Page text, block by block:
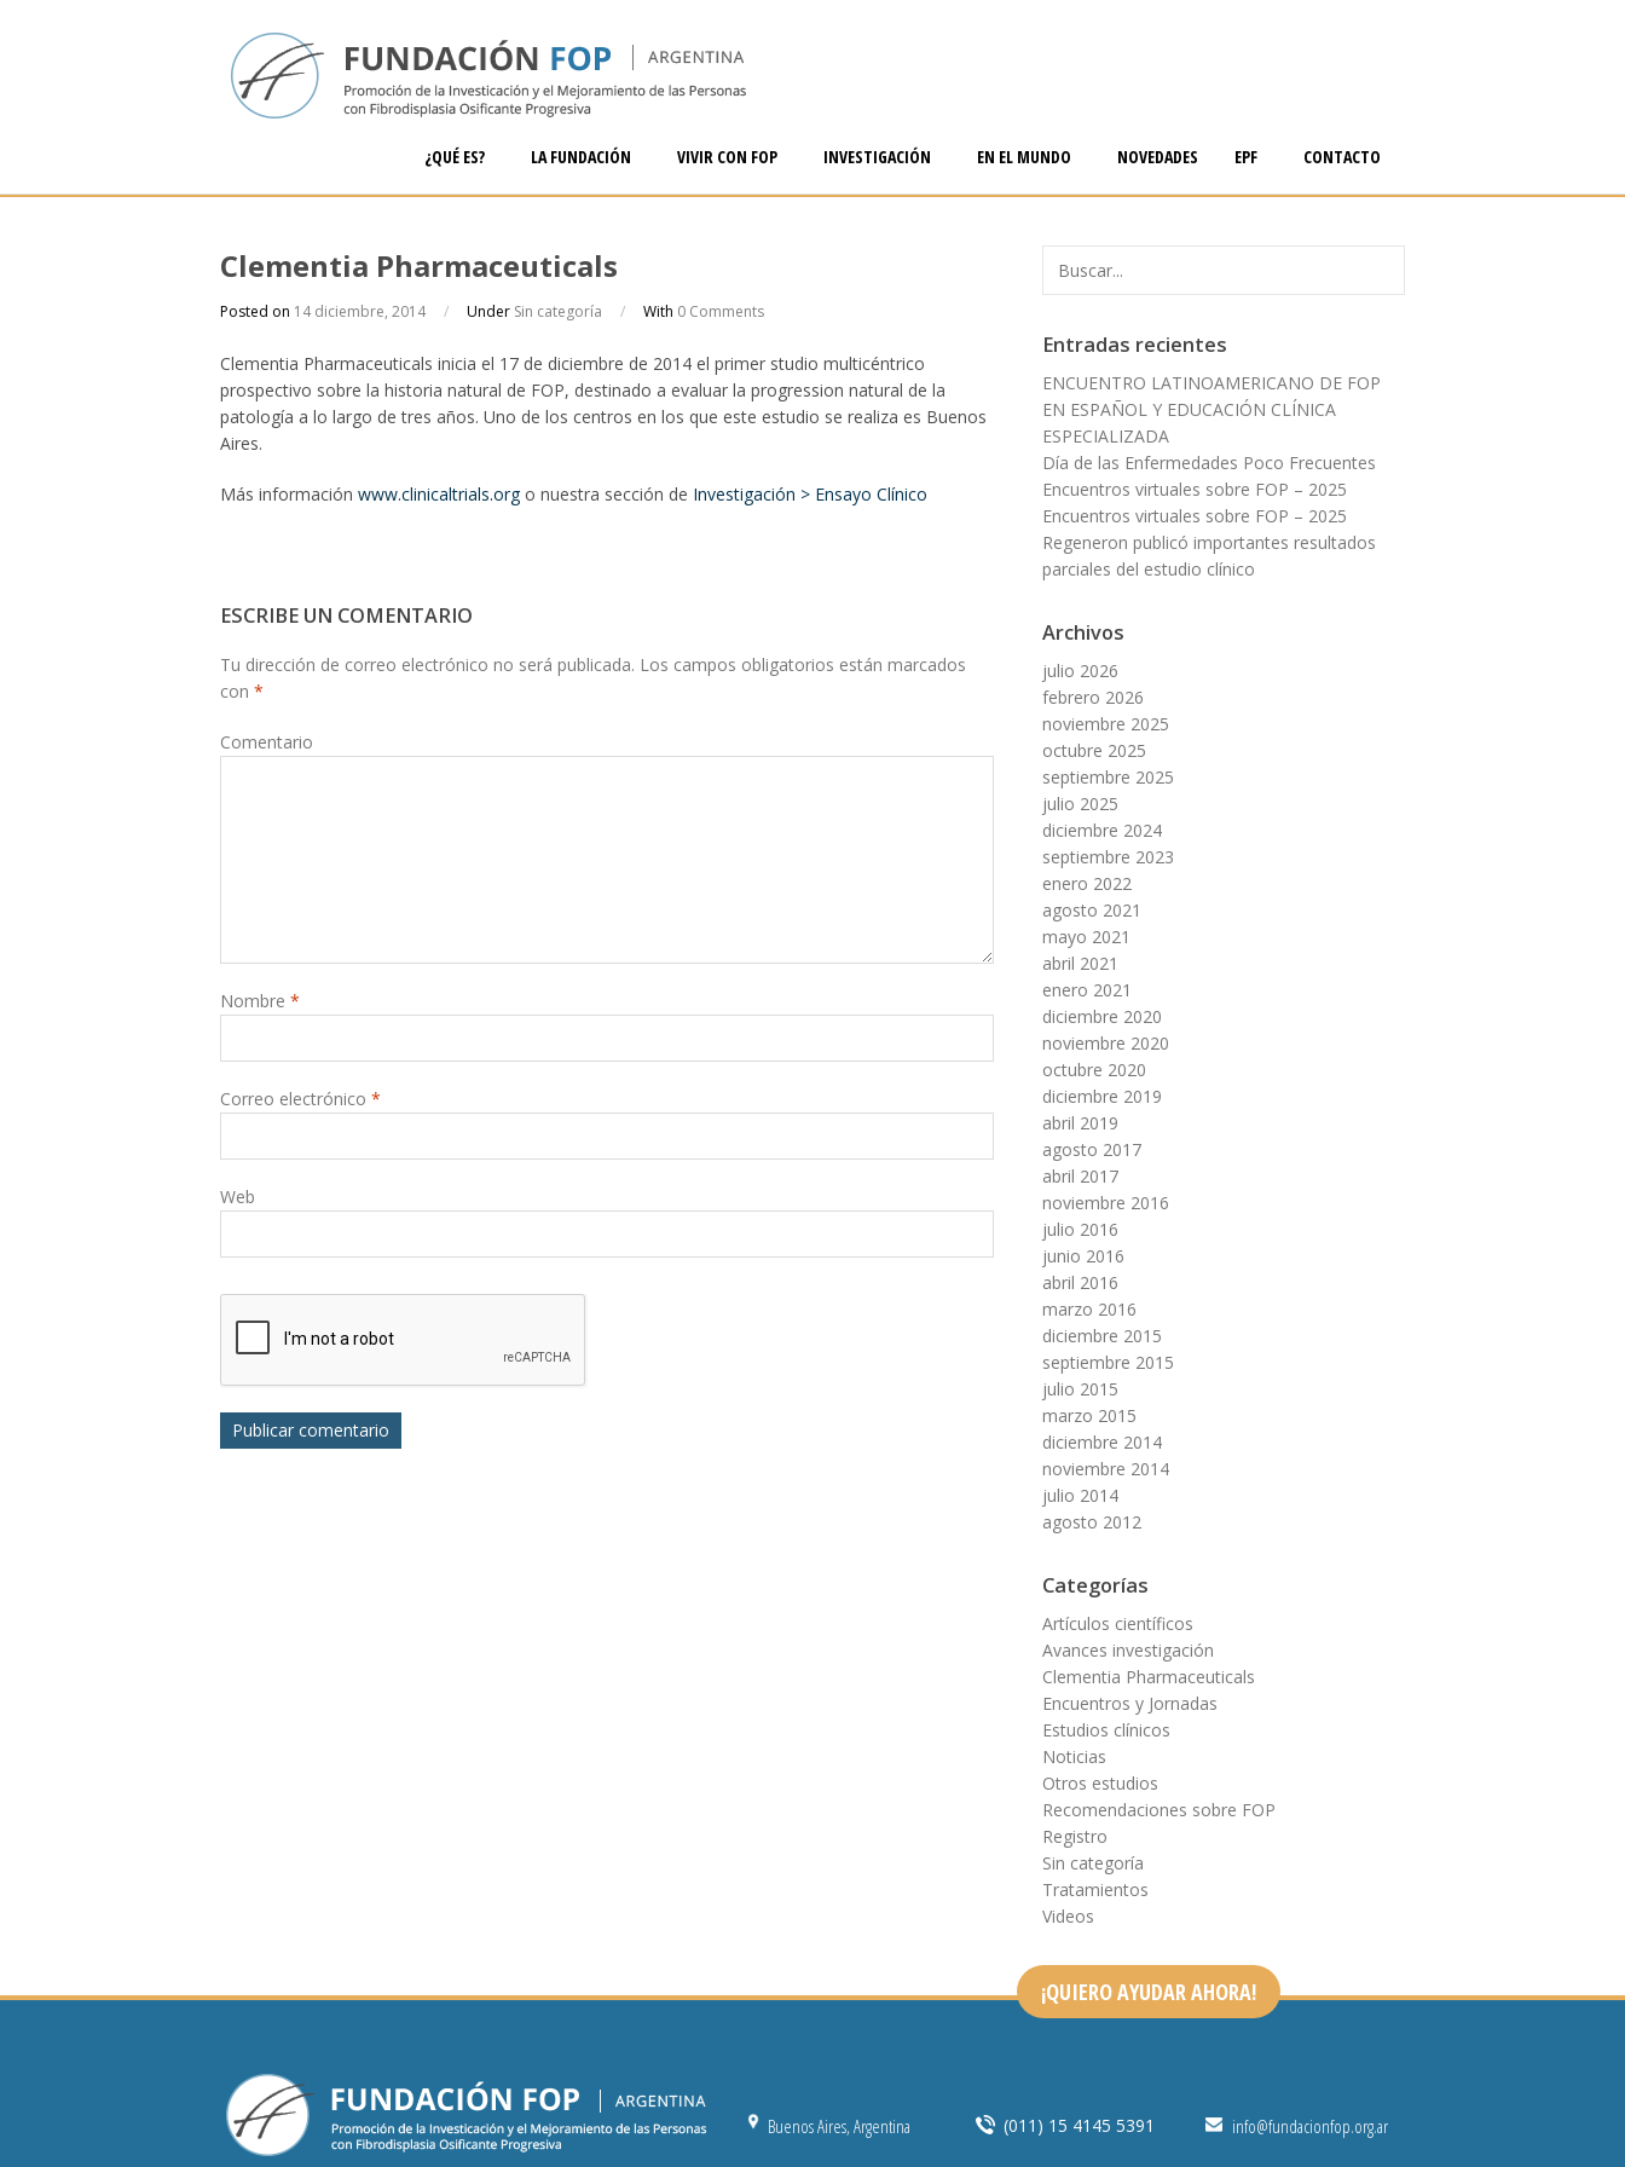
¿QUÉ ES? LA FUNDACIÓN VIVIR CON FOP INVESTIGACIÓN EN EL MUNDO NOVEDADES EPF CONTACTO
Clementia Pharmaceuticals
Posted on 14 diciembre, 2014 / Under Sin categoría / With 0 Comments
Clementia Pharmaceuticals inicia el 17 de diciembre de 2014 el primer studio multicéntrico
prospectivo sobre la historia natural de FOP, destinado a evaluar la progression natural de la
patología a lo largo de tres años. Uno de los centros en los que este estudio se realiza es Buenos
Aires.
Más información www.clinicaltrials.orgo nuestra sección de Investigación > Ensayo Clínico
ESCRIBE UN COMENTARIO
Tu dirección de correo electrónico no será publicada. Los campos obligatorios están marcados
con *
Comentario
Nombre *
Correo electrónico *
Web
Entradas recientes
ENCUENTRO LATINOAMERICANO DE FOP
EN ESPAÑOL Y EDUCACIÓN CLÍNICA
ESPECIALIZADA
Día de las Enfermedades Poco Frecuentes
Encuentros virtuales sobre FOP – 2025
Encuentros virtuales sobre FOP – 2025
Regeneron publicó importantes resultados
parciales del estudio clínico
Archivos
julio 2026
febrero 2026
noviembre 2025
octubre 2025
septiembre 2025
julio 2025
diciembre 2024
septiembre 2023
enero 2022
agosto 2021
mayo 2021
abril 2021
enero 2021
diciembre 2020
noviembre 2020
octubre 2020
diciembre 2019
abril 2019
agosto 2017
abril 2017
noviembre 2016
julio 2016
junio 2016
abril 2016
marzo 2016
diciembre 2015
septiembre 2015
julio 2015
marzo 2015
diciembre 2014
noviembre 2014
julio 2014
agosto 2012
Categorías
Artículos científicos
Avances investigación
Clementia Pharmaceuticals
Encuentros y Jornadas
Estudios clínicos
Noticias
Otros estudios
Recomendaciones sobre FOP
Registro
Sin categoría
Tratamientos
Videos
¡QUIERO AYUDAR AHORA!
Buenos Aires, Argentina (011) 15 4145 5391 info@fundacionfop.org.ar